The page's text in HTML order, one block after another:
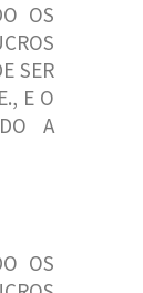
OS
SER
E O
A
OS